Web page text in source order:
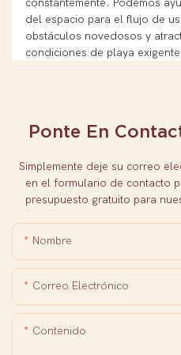
constantemente. Podemos
del espacio para el flujo de
obstáculos novedosos y
condiciones de playa
Ponte En
Simplemente deje su correo
en el formulario de contacto
presupuesto gratuito para
Nombre
Correo Electrónico
Contenido